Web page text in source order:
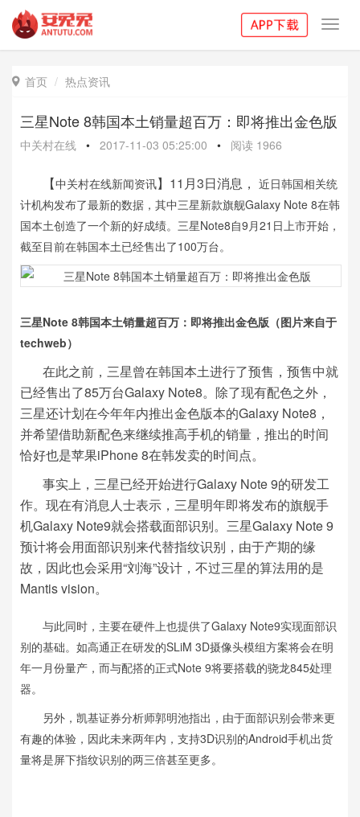
 首页 热点资讯
三星Note 8韩国本土销量超百万：即将推出金色版
中关村在线 • 2017-11-03 05:25:00 • 阅读 1966
【中关村在线新闻资讯】11月3日消息， 近日韩国相关统
计机构发布了最新的数据，其中三星新款旗舰Galaxy Note 8在韩
国本土创造了一个新的好成绩。三星Note8自9月21日上市开始，
截至目前在韩国本土已经售出了100万台。
三星Note 8韩国本土销量超百万：即将推出金色版（图片来自于
techweb）
在此之前，三星曾在韩国本土进行了预售，预售中就
已经售出了85万台Galaxy Note8。除了现有配色之外，
三星还计划在今年年内推出金色版本的Galaxy Note8，
并希望借助新配色来继续推高手机的销量，推出的时间
恰好也是苹果iPhone 8在韩发卖的时间点。
事实上，三星已经开始进行Galaxy Note 9的研发工
作。 现在有消息人士表示，三星明年即将发布的旗舰手
机Galaxy Note9就会搭载面部识别。 三星Galaxy Note 9
预计将会用面部识别来代替指纹识别，由于产期的缘
故，因此也会采用“刘海”设计，不过三星的算法用的是
Mantis vision。
与此同时，主要在硬件上也提供了Galaxy Note9实现面部识
别的基础。如高通正在研发的SLiM 3D摄像头模组方案将会在明
年一月份量产，而与配搭的正式Note 9将要搭载的骁龙845处理
器。
另外，凯基证券分析师郭明池指出，由于面部识别会带来更
有趣的体验，因此未来两年内，支持3D识别的Android手机出货
量将是屏下指纹识别的两三倍甚至更多。